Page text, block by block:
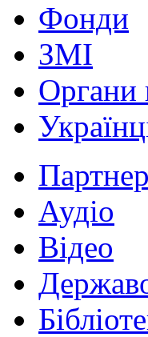
Фонди
ЗМІ
Органи
Аудіо
Відео